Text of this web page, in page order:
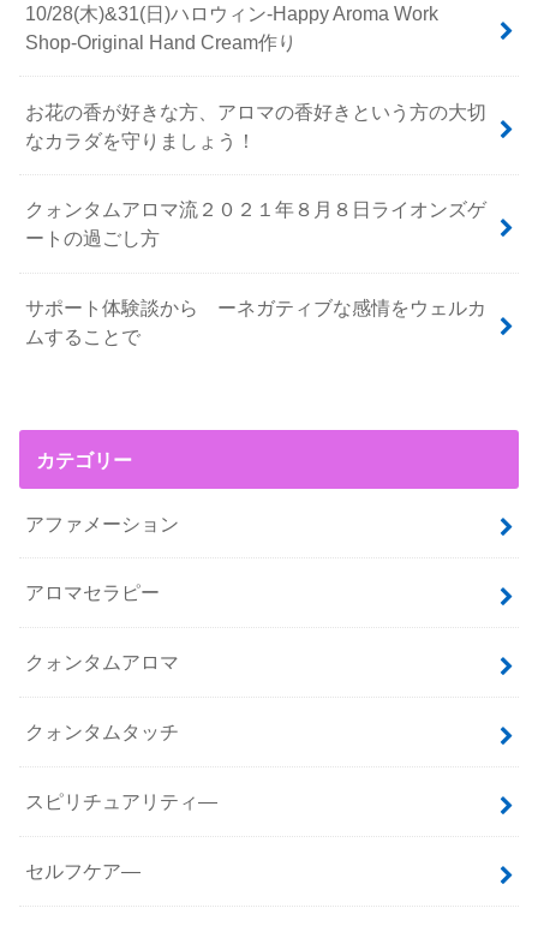
10/28(木)&31(日)ハロウィン-Happy Aroma Work
Shop-Original Hand Cream作り
お花の香が好きな方、アロマの香好きという方の大切
なカラダを守りましょう！
クォンタムアロマ流２０２１年８月８日ライオンズゲ
ートの過ごし方
サポート体験談から ーネガティブな感情をウェルカ
ムすることで
カテゴリー
アファメーション
アロマセラピー
クォンタムアロマ
クォンタムタッチ
スピリチュアリティ―
セルフケア―